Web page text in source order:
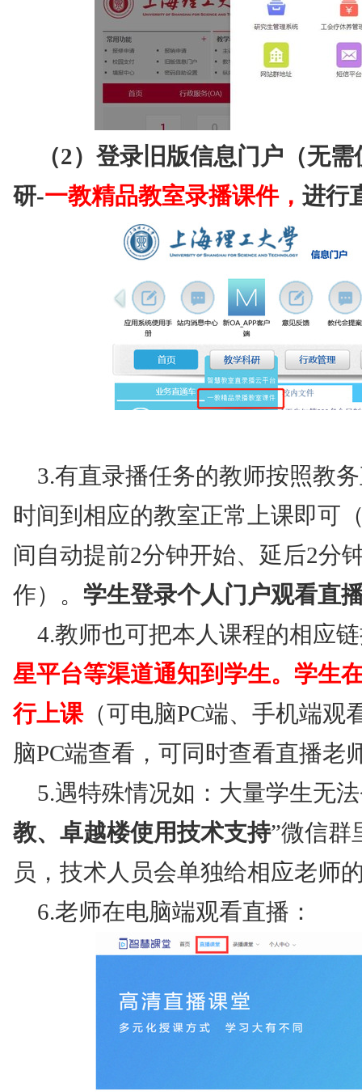
（2）登录旧版信息门户（无
研-一教精品教室录播课件， 进行
3.有直录播任务的教师按照教
时间到相应的教室正常上课即可
间自动提前2分钟开始、延后2分
作）。 学生登录个人门户观看直
4.教师也可把本人课程的相应
星平台等渠道通知到学生。学生
行上课（可电脑PC端、手机端观
脑PC端查看，可同时查看直播老
5.遇特殊情况如：大量学生无
教、卓越楼使用技术支持”微信群
员，技术人员会单独给相应老师
6.老师在电脑端观看直播：